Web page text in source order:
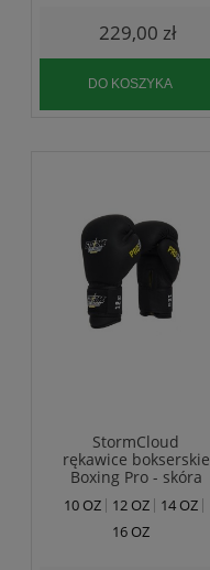
229,00 zł
DO KOSZYKA
StormCloud
rękawice bokserskie
Boxing Pro - skóra
10 OZ 12 OZ
14 OZ
16 OZ